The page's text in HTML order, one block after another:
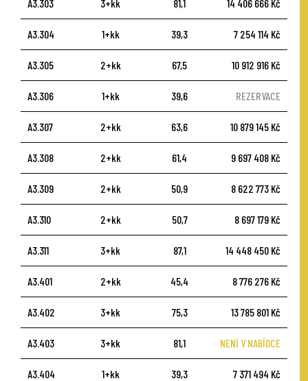
A3.303 3+kk 81,1 14 406 666 Kč
A3.304 1+kk 39,3 7 254 114 Kč
A3.305 2+kk 67,5 10 912 916 Kč
A3.306 1+kk 39,6 REZERVACE
A3.307 2+kk 63,6 10 879 145 Kč
A3.308 2+kk 61,4 9 697 408 Kč
A3.309 2+kk 50,9 8 622 773 Kč
A3.310 2+kk 50,7 8 697 179 Kč
A3.311 3+kk 87,1 14 448 450 Kč
A3.401 2+kk 45,4 8 776 276 Kč
A3.402 3+kk 75,3 13 785 801 Kč
A3.403 3+kk 81,1 NENÍ V NABÍDCE
A3.404 1+kk 39,3 7 371 494 Kč